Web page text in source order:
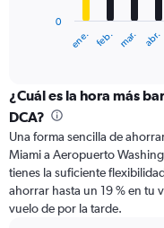
categories.
Range:
12
categories.
The
chart
has
1
ene. feb. mar. abr.
0
¿Cuál es la hora más
DCA?
Una forma sencilla de
Miami a Aeropuerto
tienes la suficiente
ahorrar hasta un 19 % en tu
vuelo de por la tarde.